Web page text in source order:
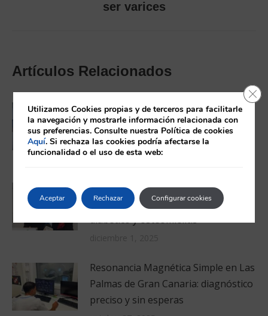
siguiente:
ser varices
Artículos Relacionados
Día Mundial contra el Cáncer: la
prevención empieza con un chequeo
médico a tiempo
febrero 4, 2026
El Dr. Javier Aragón-Sánchez, líder
mundial en investigación sobre pie
diabético y osteomielitis
Resonancia Magnética Simple en Las
Palmas de Gran Canaria: diagnóstico
preciso y sin esperas
Utilizamos Cookies propias y de terceros para facilitarle
la navegación y mostrarle información relacionada con
sus preferencias. Consulte nuestra Política de cookies
Aquí. Si rechaza las cookies podría afectarse la
funcionalidad o el uso de esta web:
Aceptar Rechazar Configurar cookies